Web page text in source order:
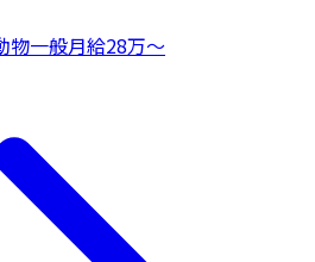
物一般月給28万〜